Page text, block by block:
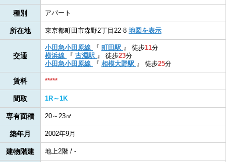
種別 アパート
所在地 東京都町田市森野2丁目22-8 地図を表示
交通
小田急小田原線 『 町田駅 』 徒歩11分
横浜線
『 古淵駅 』 徒歩23分
小田急小田原線
『 相模大野駅 』 徒歩25分
賃料 *****
間取 1R～1K
専有面積 20～23㎡
築年月 2002年9月
建物階建 地上2階 / -